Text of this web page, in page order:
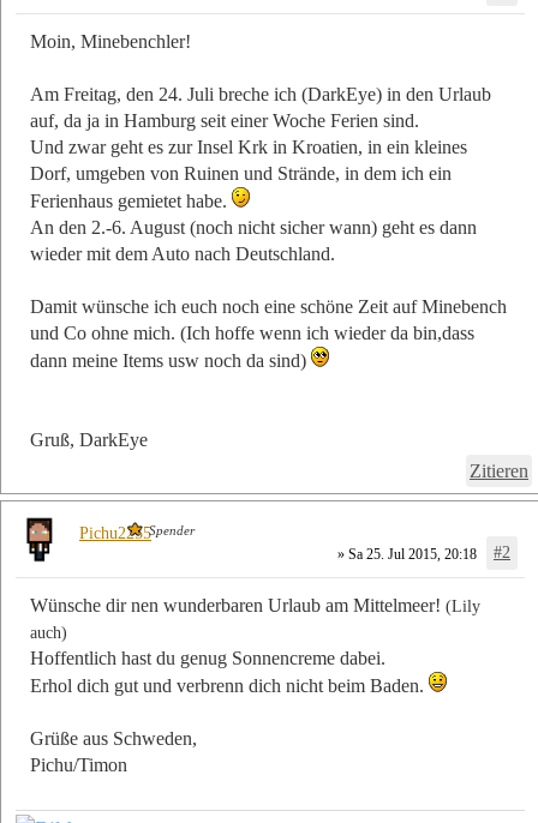
Moin, Minebenchler!
Am Freitag, den 24. Juli breche ich (DarkEye) in den Urlaub
auf, da ja in Hamburg seit einer Woche Ferien sind.
Und zwar geht es zur Insel Krk in Kroatien, in ein kleines
Dorf, umgeben von Ruinen und Strände, in dem ich ein
Ferienhaus gemietet habe.
An den 2.-6. August (noch nicht sicher wann) geht es dann
wieder mit dem Auto nach Deutschland.
Damit wünsche ich euch noch eine schöne Zeit auf Minebench
und Co ohne mich. (Ich hoffe wenn ich wieder da bin,dass
dann meine Items usw noch da sind)
Gruß, DarkEye
Zitieren
» Sa 25. Jul 2015, 20:18 #2
Wünsche dir nen wunderbaren Urlaub am Mittelmeer! (Lily
auch)
Hoffentlich hast du genug Sonnencreme dabei.
Erhol dich gut und verbrenn dich nicht beim Baden.
Grüße aus Schweden,
Pichu/Timon
Pichu2255Spender